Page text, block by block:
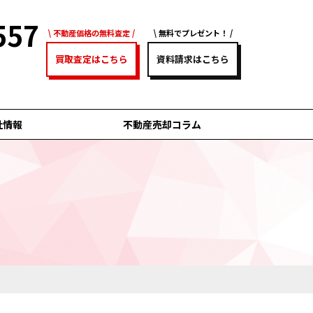
不動産価格の無料査定
買取査定はこちら
無料でプレゼント！
資料請求はこちら
情報 不動産売却コラム